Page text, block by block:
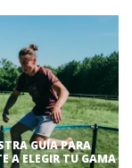
GUÍA PARA
A ELEGIR TU GAMA